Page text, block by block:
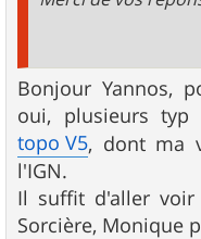
Bonjour Yannos,
oui, plusieurs
topo V5, dont ma
l'IGN.
Il suffit d'aller
Sorcière, Monique